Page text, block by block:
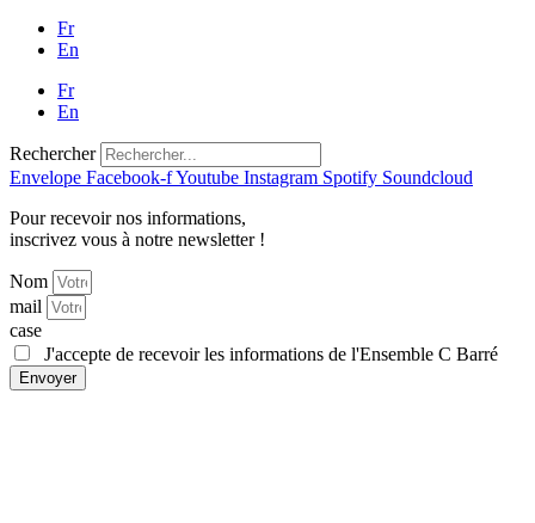
Fr
En
Fr
En
Rechercher
Envelope Facebook-fYoutube Instagram Spotify Soundcloud
Pour recevoir nos informations,
inscrivez vous à notre newsletter !
Nom
mail
case
J'accepte de recevoir les informations de l'Ensemble C Barré
Envoyer